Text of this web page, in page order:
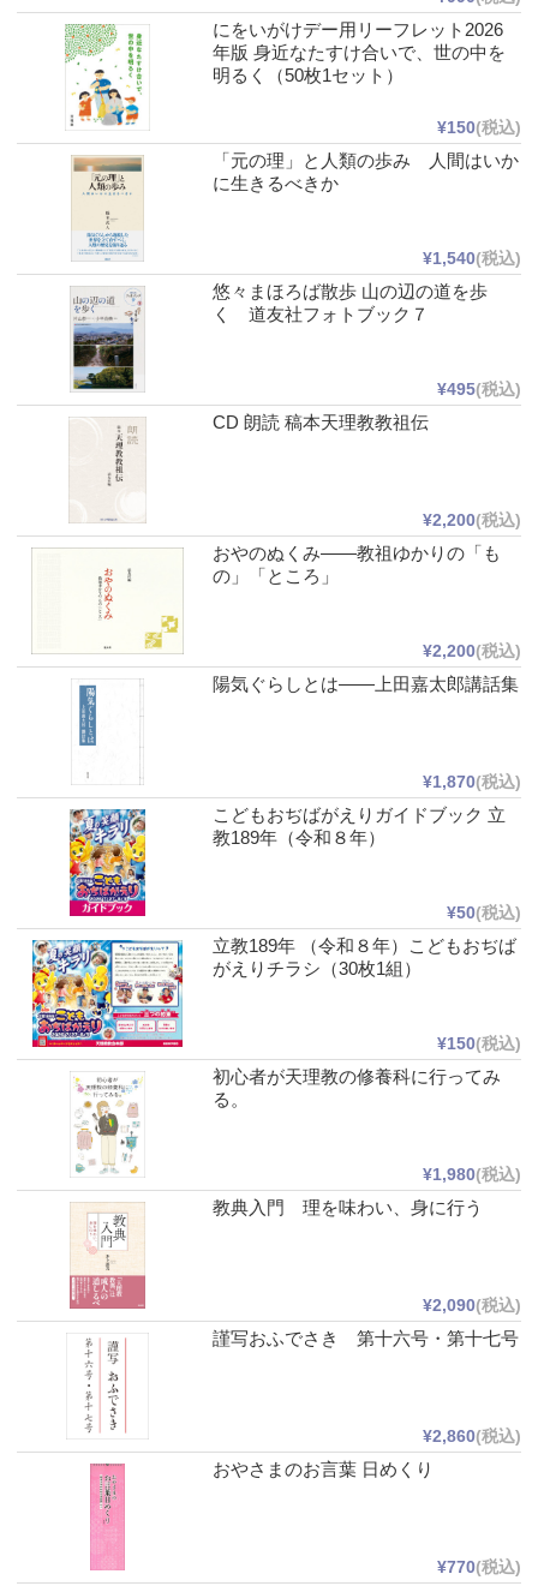
にをいがけデー用リーフレット2026
年版 身近なたすけ合いで、世の中を
明るく（50枚1セット）
¥150(税込)
「元の理」と人類の歩み 人間はいか
に生きるべきか
¥1,540(税込)
悠々まほろば散歩 山の辺の道を歩
く 道友社フォトブック７
¥495(税込)
CD 朗読 稿本天理教教祖伝
¥2,200(税込)
おやのぬくみ――教祖ゆかりの「も
の」「ところ」
¥2,200(税込)
陽気ぐらしとは――上田嘉太郎講話集
¥1,870(税込)
こどもおぢばがえりガイドブック 立
教189年（令和８年）
¥50(税込)
立教189年 （令和８年）こどもおぢば
がえりチラシ（30枚1組）
¥150(税込)
初心者が天理教の修養科に行ってみ
る。
¥1,980(税込)
教典入門 理を味わい、身に行う
¥2,090(税込)
謹写おふでさき 第十六号・第十七号
¥2,860(税込)
おやさまのお言葉 日めくり
¥770(税込)